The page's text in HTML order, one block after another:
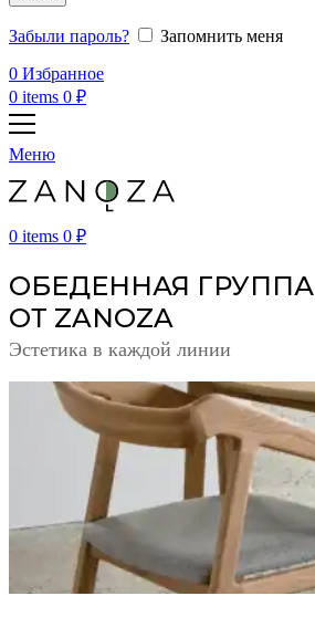
Забыли пароль?
Запомнить меня
0 Избранное
0 items 0 ₽
Меню
0 items 0 ₽
ОБЕДЕННАЯ ГРУППА
ОТ ZANOZA
Эстетика в каждой линии